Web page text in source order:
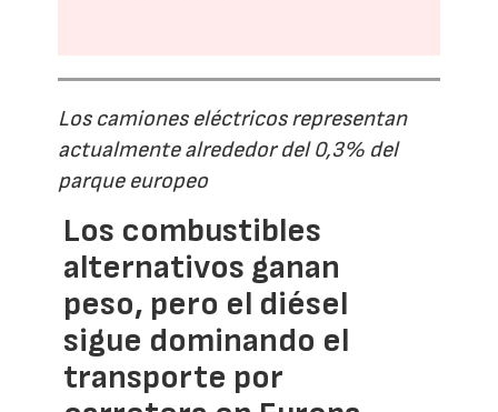
Los camiones eléctricos representan
actualmente alrededor del 0,3% del
parque europeo
Los combustibles
alternativos ganan
peso, pero el diésel
sigue dominando el
transporte por